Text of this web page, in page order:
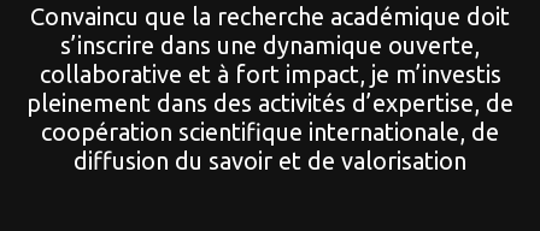
Convaincu que la recherche académique doit
s’inscrire dans une dynamique ouverte,
collaborative et à fort impact, je m’investis
pleinement dans des activités d’expertise, de
coopération scientifique internationale, de
diffusion du savoir et de valorisation